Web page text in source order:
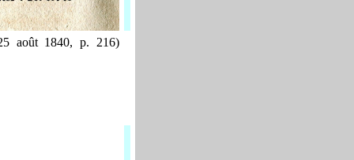
août 1840, p. 216)